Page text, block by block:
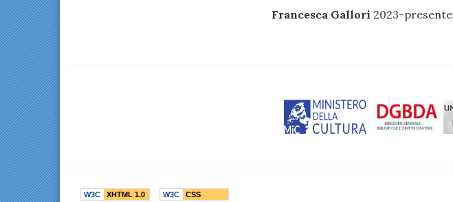
Francesca Gallori 2023-presente
W3C XHTML 1.0 W3C CSS
Menù